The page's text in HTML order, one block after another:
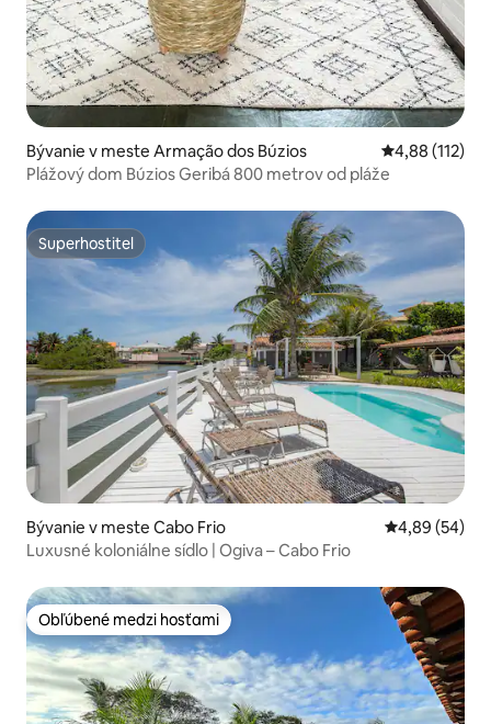
Bývanie v meste Armação dos Búzios Priemerné
4,88 (112)
Plážový dom Búzios Geribá 800 metrov od pláže
Superhostiteľ
Superhostiteľ
Bývanie v meste Cabo Frio Priemerné
4,89 (54)
Luxusné koloniálne sídlo | Ogiva – Cabo Frio
Obľúbené medzi hosťami
Obľúbené medzi hosťami